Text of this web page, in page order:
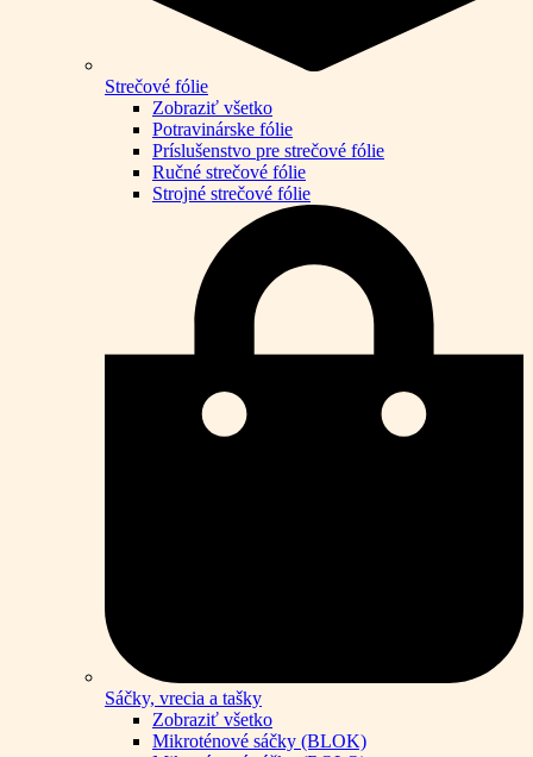
Strečové fólie
Zobraziť všetko
Potravinárske fólie
Príslušenstvo pre strečové fólie
Ručné strečové fólie
Strojné strečové fólie
Sáčky, vrecia a tašky
Zobraziť všetko
Mikroténové sáčky (BLOK)